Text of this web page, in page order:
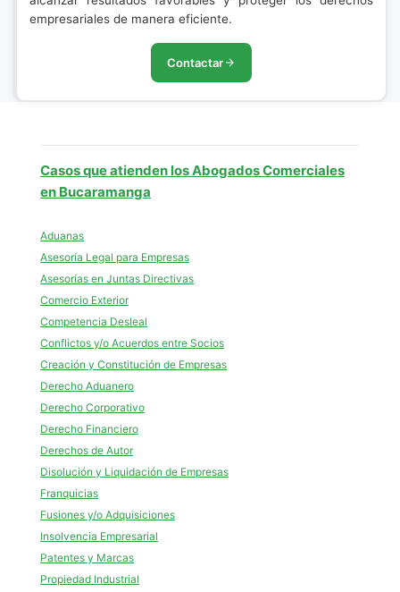
empresariales de manera eficiente.
Contactar
Casos que atienden los Abogados Comerciales
en Bucaramanga
Aduanas
Asesoría Legal para Empresas
Asesorías en Juntas Directivas
Comercio Exterior
Competencia Desleal
Conflictos y/o Acuerdos entre Socios
Creación y Constitución de Empresas
Derecho Aduanero
Derecho Corporativo
Derecho Financiero
Derechos de Autor
Disolución y Liquidación de Empresas
Franquicias
Fusiones y/o Adquisiciones
Insolvencia Empresarial
Patentes y Marcas
Propiedad Industrial